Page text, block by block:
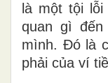
là một tội
quan gì
mình. Đó là
phải của ví